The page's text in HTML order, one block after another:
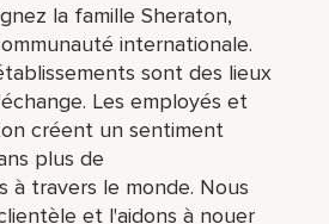
la famille Sheraton,
internationale.
sont des lieux
Les employés et
créent un sentiment
plus de
à travers le monde. Nous
et l'aidons à nouer